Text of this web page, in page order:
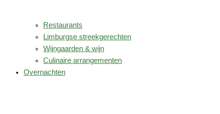
Restaurants
Limburgse streekgerechten
Wijngaarden & wijn
Culinaire arrangementen
Overnachten